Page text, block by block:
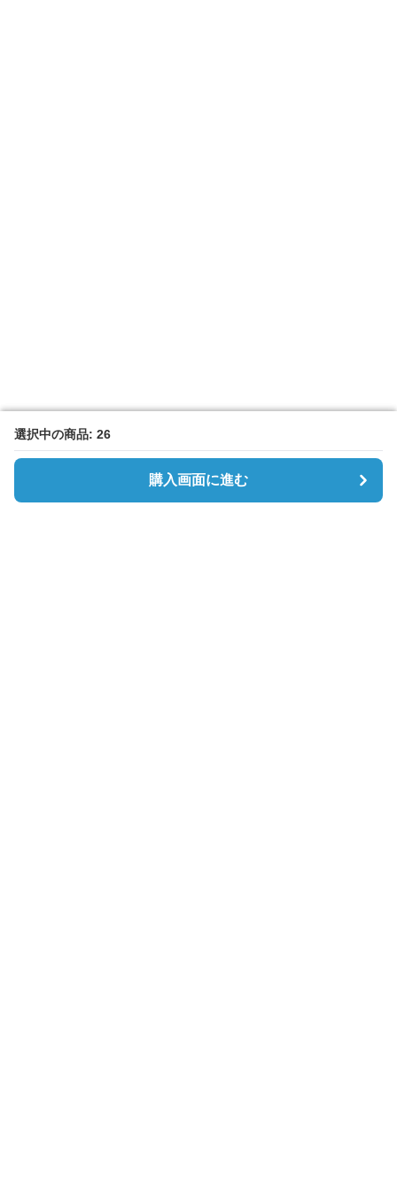
選択中の商品: 26
購入画面に進む
選択中の商品: 26
購入画面に進む